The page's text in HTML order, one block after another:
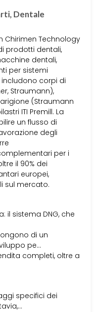
Dentale
Chirimen Technology
prodotti dentali,
dentali,
per sistemi
corpi di
Straumann),
(Straumann
ITI Premill. La
un flusso di
degli
per i
il 90% dei
europei,
sul mercato.
il sistema DNG, che
di un
pe…
completi, oltre a
specifici dei